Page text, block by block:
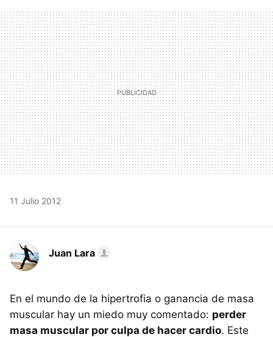
MAIL
11 Julio 2012
Juan Lara
En el mundo de la hipertrofia o ganancia de masa
muscular hay un miedo muy comentado: perder
masa muscular por culpa de hacer cardio. Este